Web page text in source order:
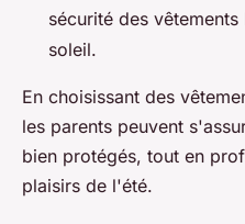
sécurité des
soleil.
En choisissant des
les parents peuvent
bien protégés, tout en
plaisirs de l'été.